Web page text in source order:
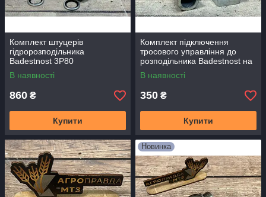
Комплект штуцерів
гідророзподільника
Badestnost 3P80
В наявності
860 ₴
Купити
Комплект підключення
тросового управління до
розподільника Badestnost на
1 секцію
В наявності
350 ₴
Купити
Новинка